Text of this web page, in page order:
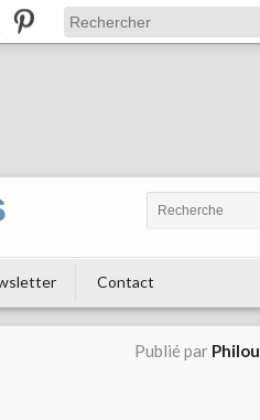
Contact
Publié par Philou